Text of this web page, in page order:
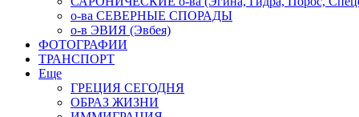
о-ва СЕВЕРНЫЕ СПОРАДЫ
о-в ЭВИЯ (Эвбея)
ФОТОГРАФИИ
ТРАНСПОРТ
Еще
ГРЕЦИЯ СЕГОДНЯ
ОБРАЗ ЖИЗНИ